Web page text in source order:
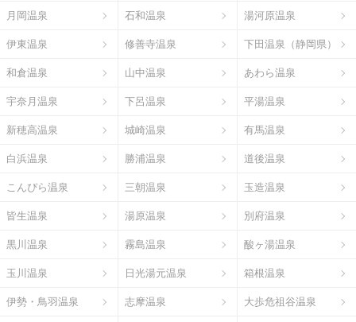
月岡温泉 石和温泉 湯河原温泉
伊東温泉 修善寺温泉 下田温泉（静岡県）
和倉温泉 山中温泉 あわら温泉
宇奈月温泉 下呂温泉 平湯温泉
新穂高温泉 城崎温泉 有馬温泉
白浜温泉 勝浦温泉 道後温泉
こんぴら温泉 三朝温泉 玉造温泉
皆生温泉 湯原温泉 別府温泉
黒川温泉 霧島温泉 酸ヶ湯温泉
玉川温泉 日光湯元温泉 箱根温泉
伊勢・鳥羽温泉 志摩温泉 大歩危祖谷温泉